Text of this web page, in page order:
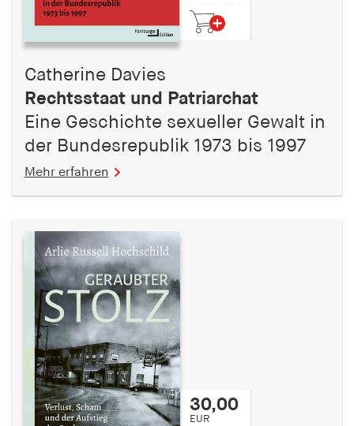
Catherine Davies
Rechtsstaat und Patriarchat
Eine Geschichte sexueller Gewalt in
der Bundesrepublik 1973 bis 1997
Mehr erfahren
30,00
EUR